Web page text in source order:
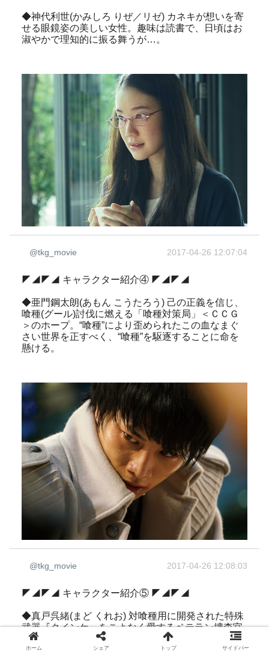
◆神代利世(かみしろ りぜ／リゼ) カネキが想いを寄
せる眼鏡姿の美しい女性。趣味は読書で、日頃はお
淑やかで理知的に振る舞うが…。
@tkg_movie 2017-04-26 12:07:04
◤◢◤◢ キャラクター紹介④ ◤◢◤◢
◆亜門鋼太朗(あもん こうたろう) 己の正義を信じ、
喰種(グール)討伐に燃える「喰種対策局」＜ＣＣＧ
＞のホープ。“喰種”により歪められたこの血なまぐ
さい世界を正すべく、“喰種”を駆逐することに命を
懸ける。
@tkg_movie 2017-04-26 12:08:03
◤◢◤◢ キャラクター紹介⑤ ◤◢◤◢
◆真戸呉緒(まど くれお) 対喰種用に開発された特殊
武器『クインケ』をこよなく愛するベテラン捜査官
で、これまで数多くの“喰種”を葬ってきた。亜門と
共に、喫茶店「あんていく」がある20区の捜査を開
ホーム シェア トップ サイドバー